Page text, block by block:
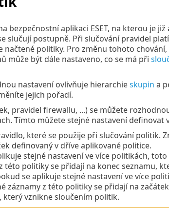
bezpečnostní aplikaci ESET, na kterou je
slučují postupně. Při slučování pravidel
načtené politiky. Pro změnu tohoto
může být dále nastaveno, co se má při
nastavení ovlivňuje hierarchieskupin a
jejich pořadí.
pravidel firewallu, ...) se můžete
Tímto můžete stejné nastavení definovat
které se použije při slučování politik.
definovaný v dříve aplikované politice.
stejné nastavení ve více politikách,
této politiky se přidají na konec seznamu,
se aplikuje stejné nastavení ve více
záznamy z této politiky se přidají na
vznikne sloučením politik.